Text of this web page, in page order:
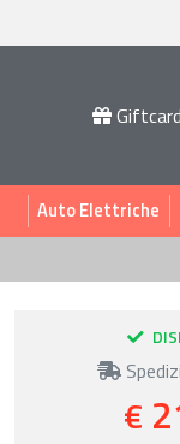
Giftcard
Auto Elettriche
€